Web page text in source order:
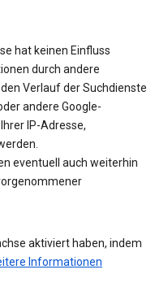
hat keinen Einfluss
durch andere
Verlauf der Suchdienste
andere Google-
IP-Adresse,
eventuell auch weiterhin
aktiviert haben, indem
Informationen